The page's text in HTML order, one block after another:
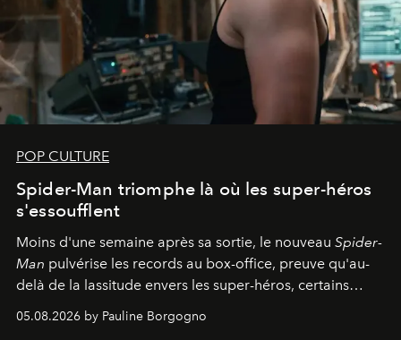
POP CULTURE
Spider-Man triomphe là où les super-héros
s'essoufflent
Moins d'une semaine après sa sortie, le nouveau Spider-
Man pulvérise les records au box-office, preuve qu'au-
delà de la lassitude envers les super-héros, certains
personnages continuent de susciter une ferveur intacte.
05.08.2026 by Pauline Borgogno